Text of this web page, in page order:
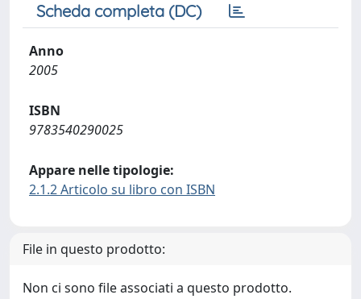
Scheda completa (DC)
Anno
2005
ISBN
9783540290025
Appare nelle tipologie:
2.1.2 Articolo su libro con ISBN
File in questo prodotto:
Non ci sono file associati a questo prodotto.